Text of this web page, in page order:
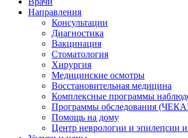
Направления
Консультации
Диагностика
Вакцинация
Стоматология
Хирургия
Медицинские осмотры
Восстановительная медицина
Комплексные программы
Программы обследования
Помощь на дому
Центр неврологии и эпилепсии